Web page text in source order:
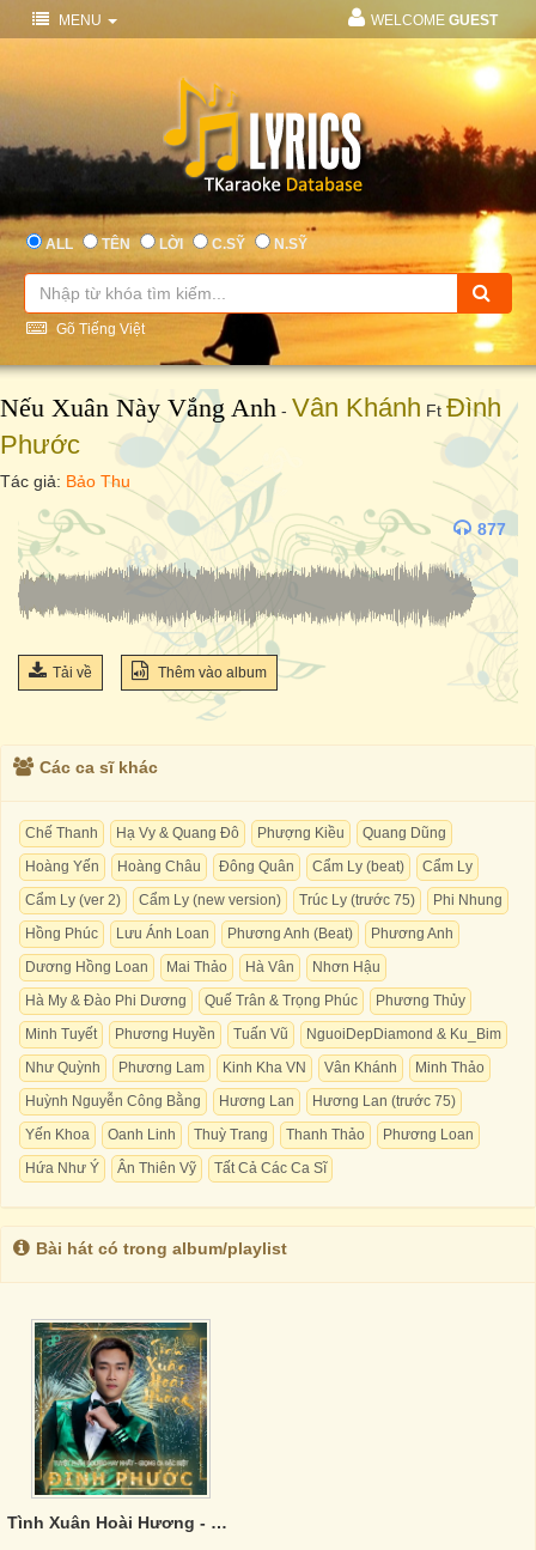
MENU WELCOME GUEST
ALL TÊN LỜI C.SỸ N.SỸ
Gõ Tiếng Việt
Nếu Xuân Này Vắng Anh - Vân Khánh Ft Đình
Phước
Tác giả: Bảo Thu
877
Tải về Thêm vào album
Các ca sĩ khác
Chế Thanh Hạ Vy & Quang Đô Phượng Kiều
Quang Dũng
Hoàng Yến
Hoàng Châu Đông Quân Cẩm Ly (beat)
Cẩm Ly
Cẩm Ly (ver 2)
Cẩm Ly (new version) Trúc Ly (trước 75)
Phi Nhung
Hồng Phúc
Lưu Ánh Loan Phương Anh (Beat)
Phương Anh
Dương Hồng Loan
Mai Thảo Hà Vân
Nhơn Hậu
Hà My & Đào Phi Dương
Quế Trân & Trọng Phúc
Phương Thủy
Minh Tuyết
Phương Huyền Tuấn Vũ
NguoiDepDiamond & Ku_Bim
Như Quỳnh
Phương Lam Kinh Kha VN Vân Khánh
Minh Thảo
Huỳnh Nguyễn Công Bằng
Hương Lan
Hương Lan (trước 75)
Yến Khoa
Oanh Linh Thuỳ Trang Thanh Thảo
Phương Loan
Hứa Như Ý
Ân Thiên Vỹ Tất Cả Các Ca Sĩ
Bài hát có trong album/playlist
Tình Xuân Hoài Hương - Đình Phước